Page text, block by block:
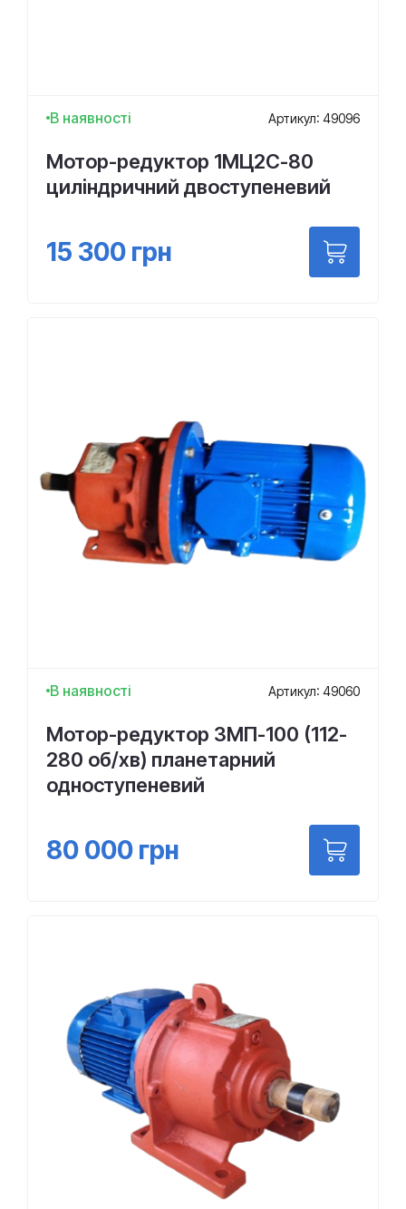
В наявності Артикул: 49096
Мотор-редуктор 1МЦ2С-80
циліндричний двоступеневий
15 300 грн
В наявності Артикул: 49060
Мотор-редуктор 3МП-100 (112-
280 об/хв) планетарний
одноступеневий
80 000 грн